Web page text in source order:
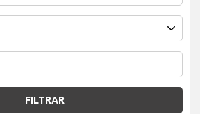
FILTRAR